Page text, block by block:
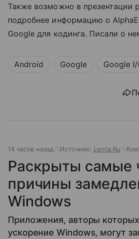
Также возможно в презентации
подробнее информацию о
Google для кодинга. Писали о
Android Google Google I/
14 часов назад Источник: Lenta.Ru
Раскрыты самые
причины
Windows
Приложения, авторы
ускорение Windows, могут